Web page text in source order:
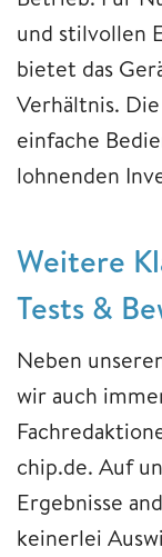
und stilvollen
bietet das
Verhältnis.
einfache
lohnenden
Weitere
Tests &
Neben
wir auch
chip.de. Auf
Ergebnisse
keinerlei